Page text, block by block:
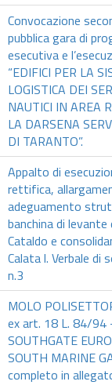
Convocazione
pubblica gara di
esecutiva e
“EDIFICI PER LA
LOGISTICA DEI
NAUTICI IN AREA
LA DARSENA
DI TARANTO”.
Appalto di
rettifica,
adeguamento
banchina di levante
Cataldo e
Calata l. Verbale di
n.3
MOLO
ex art. 18 L. 84/94
SOUTHGATE
SOUTH MARINE
completo in